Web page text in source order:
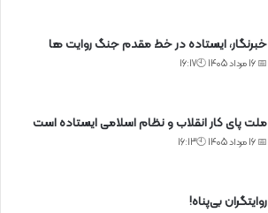
خبرنگار، ایستاده در خط مقدم جنگ روایت ها
📅 16 مرداد 1405 🕙16:17
ملت پای کار انقلاب و نظام اسلامی ایستاده است
📅 16 مرداد 1405 🕙16:13
روایتگران بی‌پناه!